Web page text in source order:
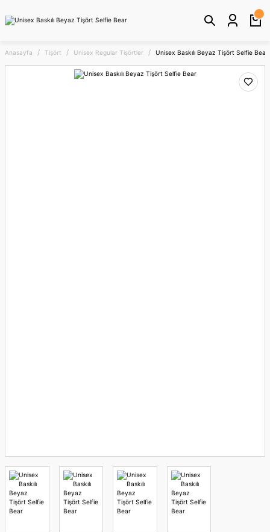
Anasayfa Tişört Unisex Regular Tişörtler Unisex Baskılı Beyaz Tişört Selfie Bear